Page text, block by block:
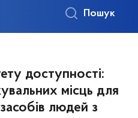
Пошук
доступності:
місць для
людей з